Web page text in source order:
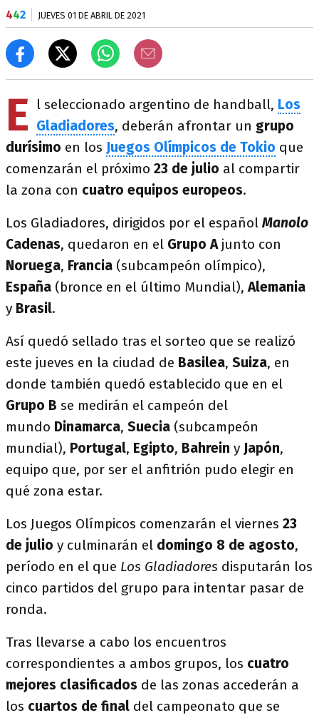
442 JUEVES 01 DE ABRIL DE 2021
E l seleccionado argentino de handball, Los
Gladiadores, deberán afrontar un grupo
durísimo en los Juegos Olímpicos de Tokio que
comenzarán el próximo 23 de julio al compartir
la zona con cuatro equipos europeos.
Los Gladiadores, dirigidos por el español Manolo
Cadenas, quedaron en el Grupo A junto con
Noruega, Francia (subcampeón olímpico),
España (bronce en el último Mundial),Alemania
y Brasil.
Así quedó sellado tras el sorteo que se realizó
este jueves en la ciudad de Basilea, Suiza, en
donde también quedó establecido que en el
Grupo B se medirán el campeón del
mundo Dinamarca, Suecia (subcampeón
mundial), Portugal, Egipto, Bahrein y Japón,
equipo que, por ser el anfitrión pudo elegir en
qué zona estar.
Los Juegos Olímpicos comenzarán el viernes 23
de julio y culminarán el domingo 8 de agosto,
período en el que Los Gladiadores disputarán los
cinco partidos del grupo para intentar pasar de
ronda.
Tras llevarse a cabo los encuentros
correspondientes a ambos grupos, los cuatro
mejores clasificados de las zonas accederán a
los cuartos de final del campeonato que se